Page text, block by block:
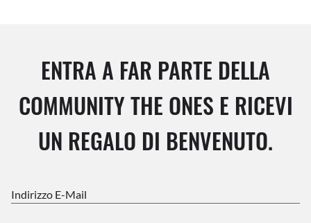
ENTRA A FAR PARTE DELLA
COMMUNITY THE ONES E RICEVI
UN REGALO DI BENVENUTO.
Indirizzo E-Mail